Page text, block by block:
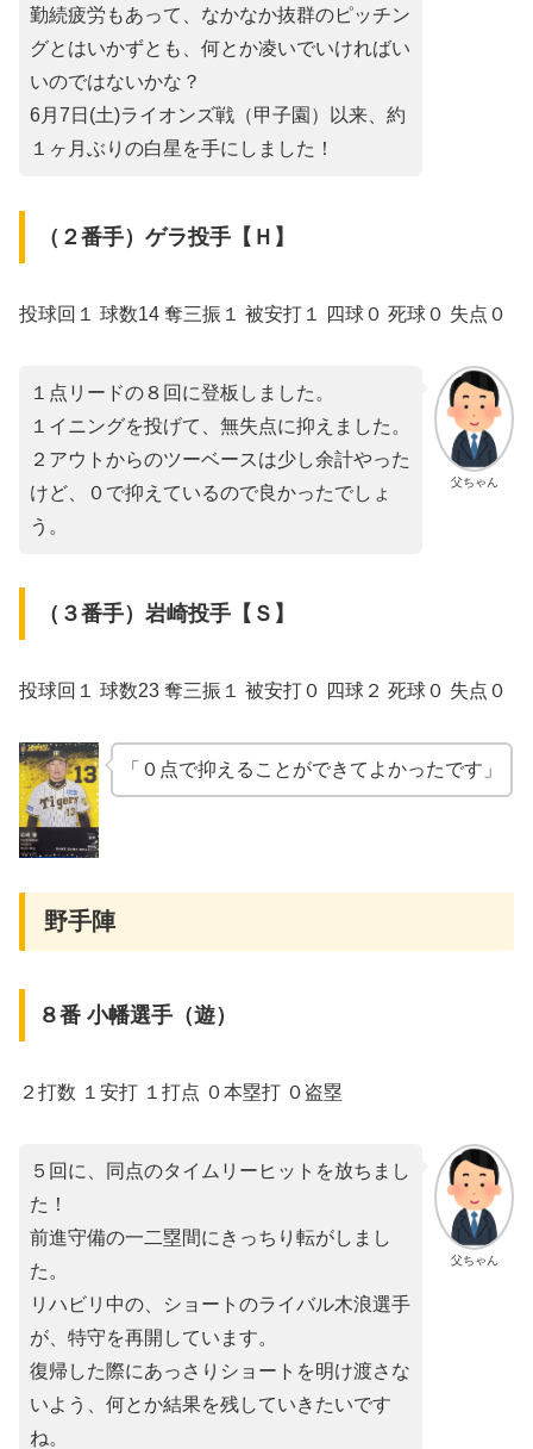
勤続疲労もあって、なかなか抜群のピッチン
グとはいかずとも、何とか凌いでいければい
いのではないかな？
6月7日(土)ライオンズ戦（甲子園）以来、約
１ヶ月ぶりの白星を手にしました！
（２番手）ゲラ投手【Ｈ】
投球回１ 球数14 奪三振１ 被安打１ 四球０ 死球０ 失点０
父ちゃん
１点リードの８回に登板しました。
１イニングを投げて、無失点に抑えました。
２アウトからのツーベースは少し余計やった
けど、０で抑えているので良かったでしょ
う。
（３番手）岩崎投手【Ｓ】
投球回１ 球数23 奪三振１ 被安打０ 四球２ 死球０ 失点０
「０点で抑えることができてよかったです」
野手陣
８番 小幡選手（遊）
２打数 １安打 １打点 ０本塁打 ０盗塁
父ちゃん
５回に、同点のタイムリーヒットを放ちまし
た！
前進守備の一二塁間にきっちり転がしまし
た。
リハビリ中の、ショートのライバル木浪選手
が、特守を再開しています。
復帰した際にあっさりショートを明け渡さな
いよう、何とか結果を残していきたいです
ね。